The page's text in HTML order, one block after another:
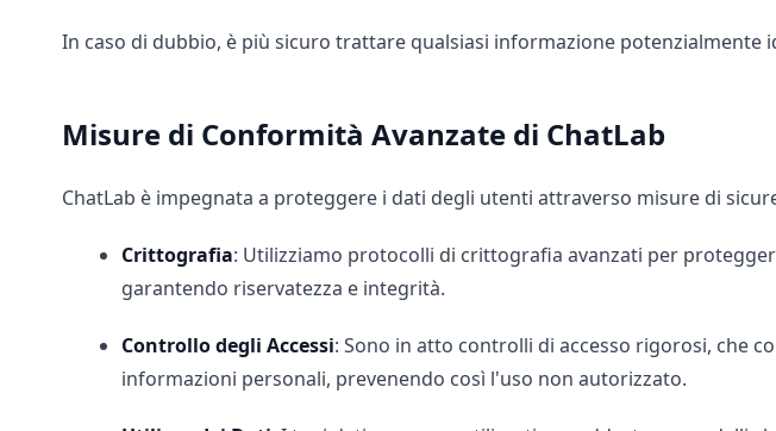
In caso di dubbio, è più sicuro trattare qualsiasi informazione potenzialmente
Misure di Conformità Avanzate di ChatLab
ChatLab è impegnata a proteggere i dati degli utenti attraverso misure di
Crittografia: Utilizziamo protocolli di crittografia avanzati per
garantendo riservatezza e integrità.
Controllo degli Accessi: Sono in atto controlli di accesso rigorosi, che
informazioni personali, prevenendo così l'uso non autorizzato.